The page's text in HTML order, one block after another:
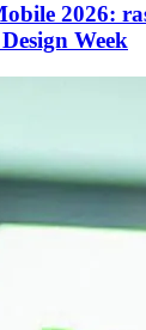
2026:
Week